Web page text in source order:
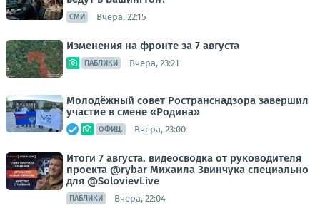
СМИ Вчера, 22:15
Изменения на фронте за 7 августа
ПАБЛИКИ Вчера, 23:21
Молодёжный совет Ространснадзора завершил
участие в смене «Родина»
ОФИЦ. Вчера, 23:00
Итоги 7 августа. видеосводка от руководителя
проекта @rybar Михаила Звинчука специально
для @SolovievLive
ПАБЛИКИ Вчера, 22:04